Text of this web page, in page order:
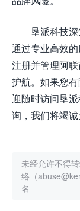
垦派科技
通过专业高效
注册并管理阿
护航。如果您
迎随时访问垦
询，我们将竭
未经允许不得
络（
名